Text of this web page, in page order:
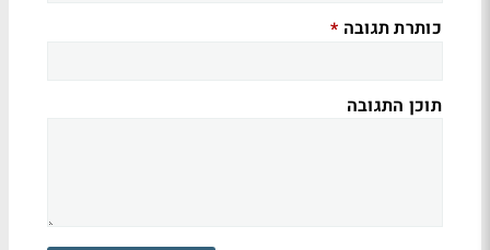
כותרת תגובה *
תוכן התגובה